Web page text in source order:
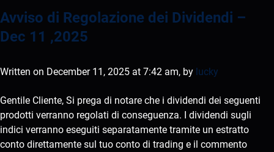
Avviso di Regolazione dei Dividendi –
Dec 11 ,2025
Written on December 11, 2025 at 7:42 am, by lucky
Gentile Cliente, Si prega di notare che i dividendi dei seguenti
prodotti verranno regolati di conseguenza. I dividendi sugli
indici verranno eseguiti separatamente tramite un estratto
conto direttamente sul tuo conto di trading e il commento